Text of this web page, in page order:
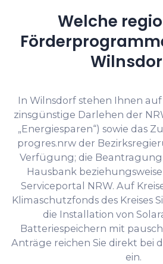
Welche
In Wilnsdorf stehen Ihnen
zinsgünstige Darlehen der
„Energiesparen“) sowie das
progres.nrw der
Verfügung; die
Hausbank
Serviceportal NRW. Auf
Klimaschutzfonds des Kreises
die Installation von
Batteriespeichern mit
Anträge reichen Sie direkt bei
ein.